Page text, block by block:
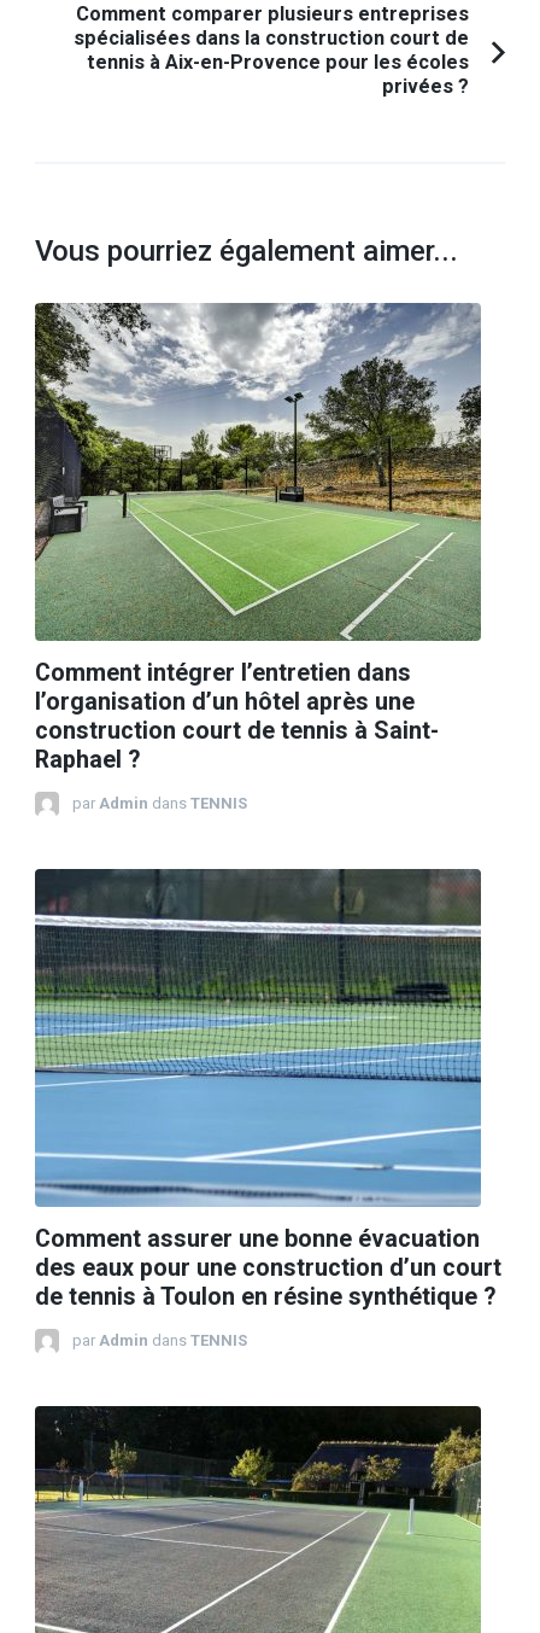
Comment comparer plusieurs entreprises
spécialisées dans la construction court de
tennis à Aix-en-Provence pour les écoles
privées ?
Vous pourriez également aimer...
Comment intégrer l’entretien dans
l’organisation d’un hôtel après une
construction court de tennis à Saint-
Raphael ?
par Admin dans TENNIS
Comment assurer une bonne évacuation
des eaux pour une construction d’un court
de tennis à Toulon en résine synthétique ?
par Admin dans TENNIS